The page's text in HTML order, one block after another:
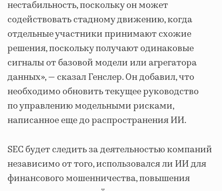
нестабильность, поскольку он может
содействовать стадному движению, когда
отдельные участники принимают схожие
решения, поскольку получают одинаковые
сигналы от базовой модели или агрегатора
данных», — сказал Генслер. Он добавил, что
необходимо обновить текущее руководство
по управлению модельными рисками,
написанное еще до распространения ИИ.
SEC будет следить за деятельностью компаний
независимо от того, использовался ли ИИ для
финансового мошенничества, повышения